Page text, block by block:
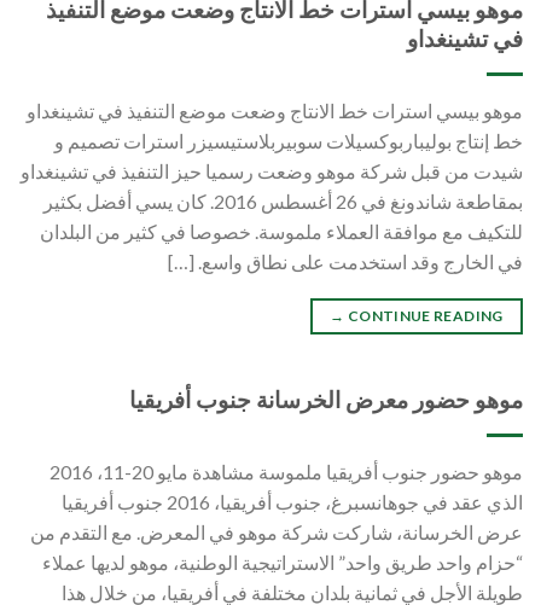
موهو بيسي استرات خط الانتاج وضعت موضع التنفيذ
في تشينغداو
موهو بيسي استرات خط الانتاج وضعت موضع التنفيذ في تشينغداو
خط إنتاج بوليباربوكسيلات سوبيربلاستيسيزر استرات تصميم و
شيدت من قبل شركة موهو وضعت رسميا حيز التنفيذ في تشينغداو
بمقاطعة شاندونغ في 26 أغسطس 2016. كان يسي أفضل بكثير
للتكيف مع موافقة العملاء ملموسة. خصوصا في كثير من البلدان
في الخارج وقد استخدمت على نطاق واسع. […]
CONTINUE READING
→
موهو حضور معرض الخرسانة جنوب أفريقيا
موهو حضور جنوب أفريقيا ملموسة مشاهدة مايو 20-11، 2016
الذي عقد في جوهانسبرغ، جنوب أفريقيا، 2016 جنوب أفريقيا
عرض الخرسانة، شاركت شركة موهو في المعرض. مع التقدم من
“حزام واحد طريق واحد” الاستراتيجية الوطنية، موهو لديها عملاء
طويلة الأجل في ثمانية بلدان مختلفة في أفريقيا، من خلال هذا